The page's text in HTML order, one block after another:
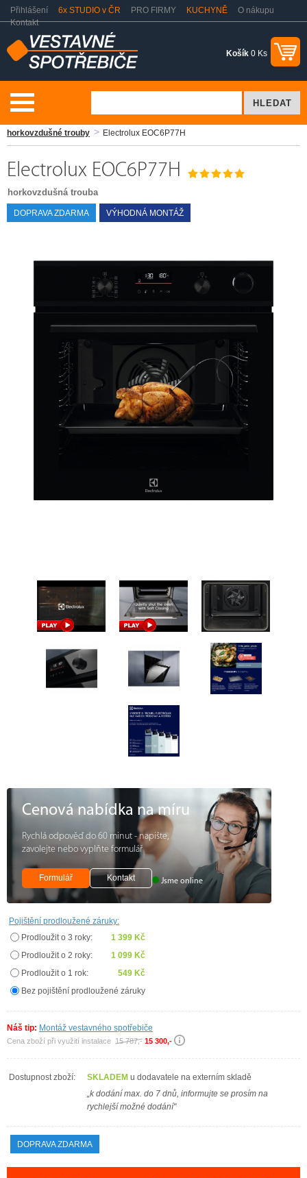
Přihlášení 6x STUDIO v ČR PRO FIRMY KUCHYNĚ
O nákupu
Kontakt
Košík 0 Ks
horkovzdušné trouby
Electrolux EOC6P77H
Electrolux EOC6P77H
horkovzdušná trouba
DOPRAVA ZDARMA VÝHODNÁ MONTÁŽ
Cenová nabídka na míru
Rychlá odpověď do 60 minut - napište,
zavolejte nebo vyplňte formulář
Formulář Kontakt Jsme online
Pojištění prodloužené záruky:
Prodloužit o 3 roky:
1 399 Kč
Prodloužit o 2 roky:
1 099 Kč
Prodloužit o 1 rok:
549 Kč
Bez pojištění prodloužené záruky
Náš tip: Montáž vestavného spotřebiče
Cena zboží při využití instalace 15 787,- 15 300,-
Dostupnost zboží: SKLADEM u dodavatele na externím skladě
„k dodání max. do 7 dnů, informujte se prosím na
rychlejší možné dodání"
DOPRAVA ZDARMA